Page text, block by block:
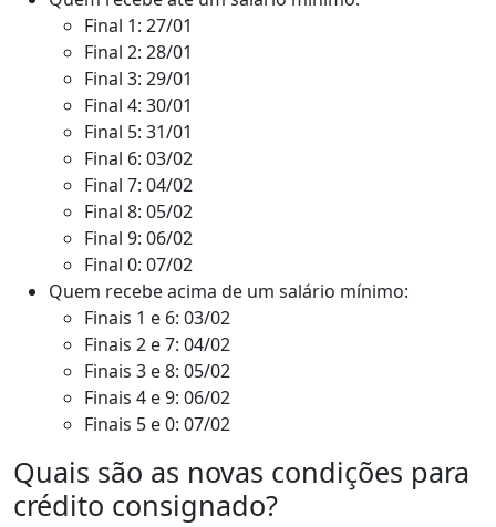
Final 1: 27/01
Final 2: 28/01
Final 3: 29/01
Final 4: 30/01
Final 5: 31/01
Final 6: 03/02
Final 7: 04/02
Final 8: 05/02
Final 9: 06/02
Final 0: 07/02
Quem recebe acima de um salário mínimo:
Finais 1 e 6: 03/02
Finais 2 e 7: 04/02
Finais 3 e 8: 05/02
Finais 4 e 9: 06/02
Finais 5 e 0: 07/02
Quais são as novas condições para
crédito consignado?